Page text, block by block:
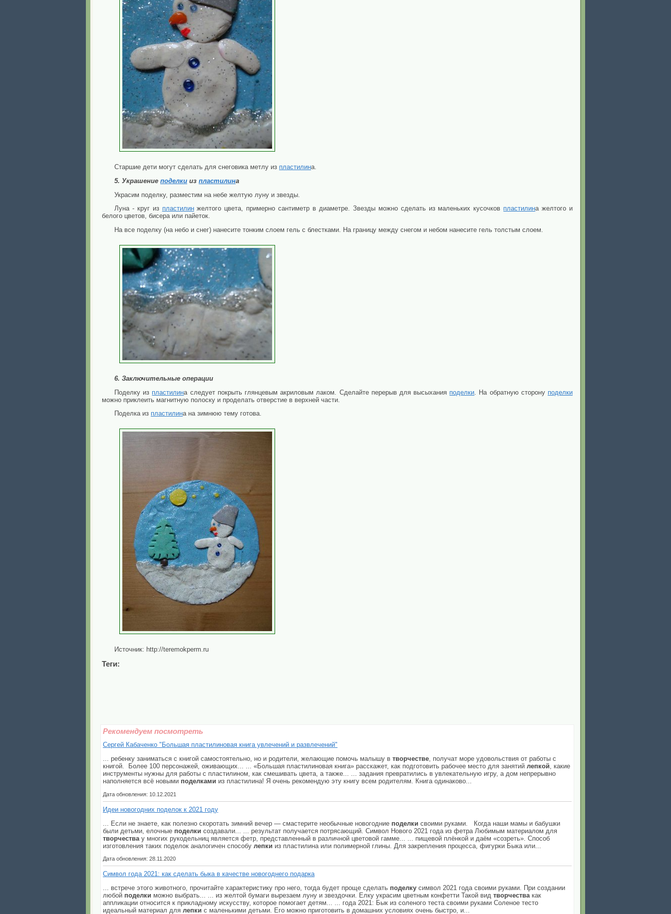
Старшие дети могут сделать для снеговика метлу из пластилина.
5. Украшение поделки из пластилина
Украсим поделку, разместим на небе желтую луну и звезды.
Луна - круг из пластилинжелтого цвета, примерно сантиметр в диаметре. Звезды можно сделать из маленьких кусочков пластилина желтого и
белого цветов, бисера или пайеток.
На все поделку (на небо и снег) нанесите тонким слоем гель с блестками. На границу между снегом и небом нанесите гель толстым слоем.
6. Заключительные операции
Поделку из пластилина следует покрыть глянцевым акриловым лаком. Сделайте перерыв для высыхания поделки . На обратную сторону поделки
можно приклеить магнитную полоску и проделать отверстие в верхней части.
Поделка из пластилина на зимнюю тему готова.
Источник: http://teremokperm.ru
Теги:
Рекомендуем посмотреть
Сергей Кабаченко "Большая пластилиновая книга увлечений и развлечений"
... ребенку заниматься с книгой самостоятельно, но и родители, желающие помочь малышу в творчестве , получат море удовольствия от работы с
книгой. Более 100 персонажей, оживающих... ... «Большая пластилиновая книга» расскажет, как подготовить рабочее место для занятий лепкой , какие
инструменты нужны для работы с пластилином, как смешивать цвета, а также... ... задания превратились в увлекательную игру, а дом непрерывно
наполняется всё новыми поделками из пластилина! Я очень рекомендую эту книгу всем родителям. Книга одинаково...
Дата обновления: 10.12.2021
Идеи новогодних поделок к 2021 году
... Если не знаете, как полезно скоротать зимний вечер — смастерите необычные новогодние поделки своими руками. Когда наши мамы и бабушки
были детьми, елочные поделки создавали... ... результат получается потрясающий. Символ Нового 2021 года из фетра Любимым материалом для
творчества у многих рукодельниц является фетр, представленный в различной цветовой гамме... ... пищевой плёнкой и даём «созреть». Способ
изготовления таких поделок аналогичен способу лепки из пластилина или полимерной глины. Для закрепления процесса, фигурки Быка или...
Дата обновления: 28.11.2020
Символ года 2021: как сделать быка в качестве новогоднего подарка
... встрече этого животного, прочитайте характеристику про него, тогда будет проще сделать поделку символ 2021 года своими руками. При создании
любой поделки можно выбрать... ... из желтой бумаги вырезаем луну и звездочки. Елку украсим цветным конфетти Такой вид творчествакак
аппликации относится к прикладному искусству, которое помогает детям... ... года 2021: Бык из соленого теста своими руками Соленое тесто
идеальный материал для лепки с маленькими детьми. Его можно приготовить в домашних условиях очень быстро, и...